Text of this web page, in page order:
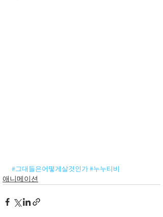
#그대들은어떻게살것인가 #누누티비
애니메이션